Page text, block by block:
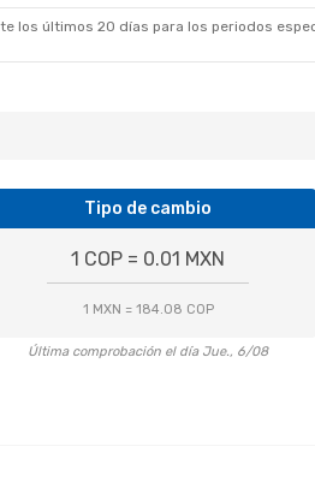
los últimos 20 días para los periodos
Tipo de cambio
1 COP = 0.01 MXN
1 MXN = 184.08 COP
Última comprobación el día Jue., 6/08